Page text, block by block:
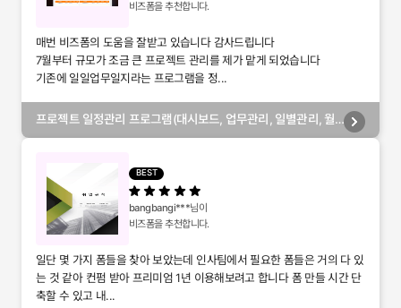
비즈폼을 추천합니다.
매번 비즈폼의 도움을 잘받고 있습니다 감사드립니다
7월부터 규모가 조금 큰 프로젝트 관리를 제가 맡게 되었습니다
기존에 일일업무일지라는 프로그램을 정...
프로젝트 일정관리 프로그램(대시보드, 업무관리, 일별관리, 월
BEST
bangbangi***님이
비즈폼을 추천합니다.
일단 몇 가지 폼들을 찾아 보았는데 인사팀에서 필요한 폼들은 거의 다 있
는 것 같아 컨펌 받아 프리미엄 1년 이용해보려고 합니다 폼 만들 시간 단
축할 수 있고 내...